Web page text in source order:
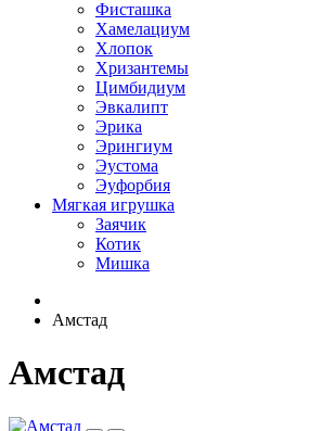
Фисташка
Хамелациум
Хлопок
Хризантемы
Цимбидиум
Эвкалипт
Эрика
Эрингиум
Эустома
Эуфорбия
Мягкая игрушка
Заячик
Котик
Мишка
Амстад
Амстад